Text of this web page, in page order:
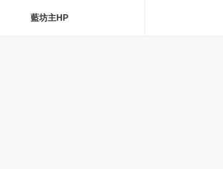
藍坊主HP